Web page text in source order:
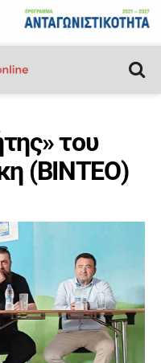
του
(BINTEO)